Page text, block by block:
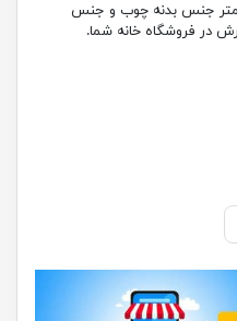
ورساچه، قطر 60 سانتیمتر جنس بدنه چوب و جنس
در فروشگاه خانه شما.